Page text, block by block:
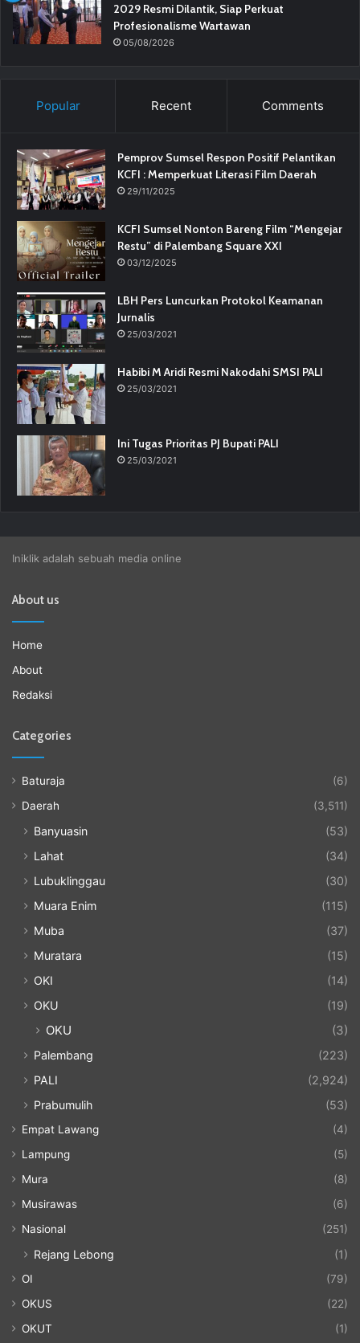
2029 Resmi Dilantik, Siap Perkuat
Profesionalisme Wartawan
05/08/2026
Popular Recent Comments
Pemprov Sumsel Respon Positif Pelantikan
KCFI : Memperkuat Literasi Film Daerah
29/11/2025
KCFI Sumsel Nonton Bareng Film “Mengejar
Restu” di Palembang Square XXI
03/12/2025
LBH Pers Luncurkan Protokol Keamanan
Jurnalis
25/03/2021
Habibi M Aridi Resmi Nakodahi SMSI PALI
25/03/2021
Ini Tugas Prioritas PJ Bupati PALI
25/03/2021
Iniklik adalah sebuah media online
About us
Home
About
Redaksi
Categories
Baturaja
(6)
Daerah
(3,511)
Banyuasin
(53)
Lahat
(34)
Lubuklinggau
(30)
Muara Enim
(115)
Muba
(37)
Muratara
(15)
OKI
(14)
OKU
(19)
OKU (3)
Palembang
(223)
PALI
(2,924)
Prabumulih
(53)
Empat Lawang
(4)
Lampung
(5)
Mura
(8)
Musirawas
(6)
Nasional
(251)
Rejang Lebong (1)
OI
(79)
OKUS
(22)
OKUT
(1)